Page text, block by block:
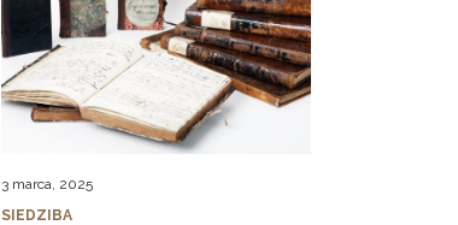
3 marca, 2025
SIEDZIBA